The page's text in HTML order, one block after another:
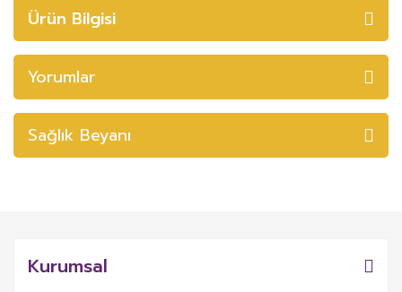
Ürün Bilgisi
Yorumlar
Sağlık Beyanı
Kurumsal